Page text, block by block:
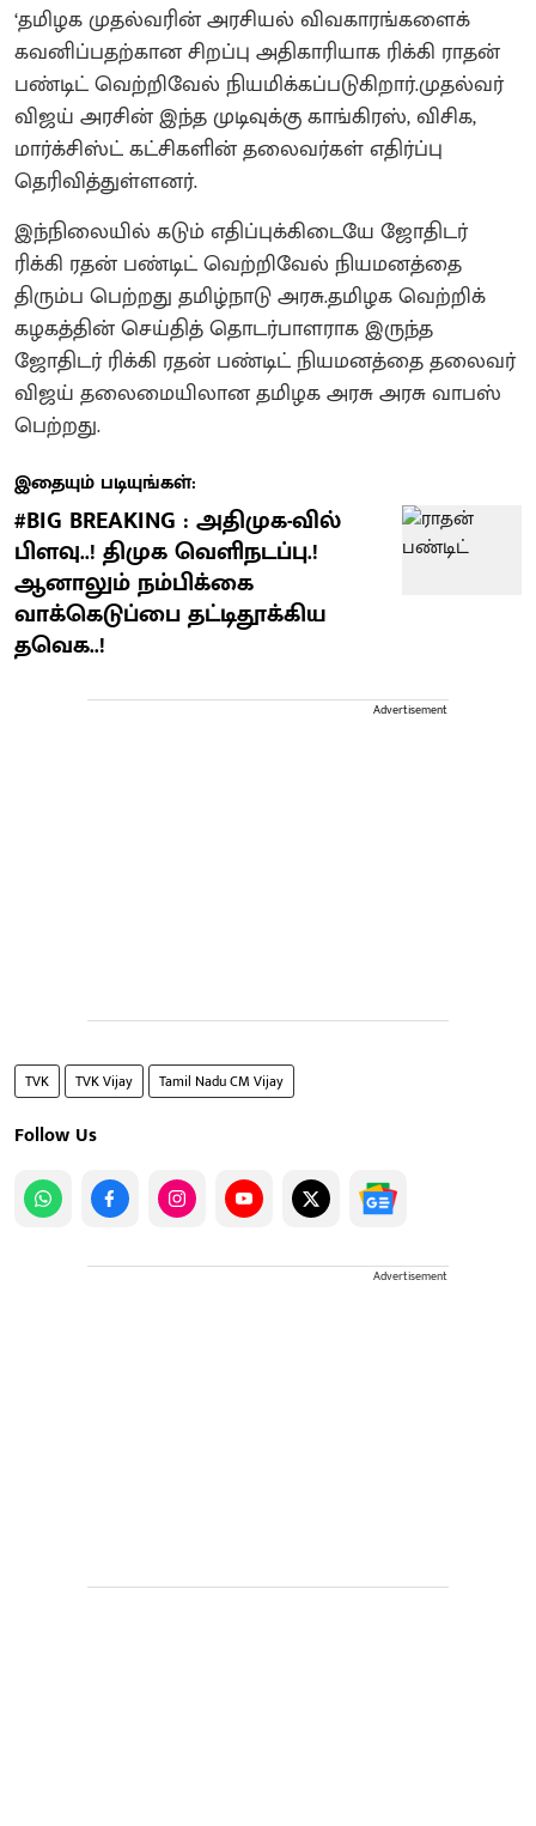
‘தமிழக முதல்வரின் அரசியல் விவகாரங்களைக்
கவனிப்பதற்கான சிறப்பு அதிகாரியாக ரிக்கி ராதன்
பண்டிட் வெற்றிவேல் நியமிக்கப்படுகிறார்.முதல்வர்
விஜய் அரசின் இந்த முடிவுக்கு காங்கிரஸ், விசிக,
மார்க்சிஸ்ட் கட்சிகளின் தலைவர்கள் எதிர்ப்பு
தெரிவித்துள்ளனர்.
இந்நிலையில் கடும் எதிப்புக்கிடையே ஜோதிடர்
ரிக்கி ரதன் பண்டிட் வெற்றிவேல் நியமனத்தை
திரும்ப பெற்றது தமிழ்நாடு அரசு.தமிழக வெற்றிக்
கழகத்தின் செய்தித் தொடர்பாளராக இருந்த
ஜோதிடர் ரிக்கி ரதன் பண்டிட் நியமனத்தை தலைவர்
விஜய் தலைமையிலான தமிழக அரசு அரசு வாபஸ்
பெற்றது.
இதையும் படியுங்கள்:
#BIG BREAKING : அதிமுக-வில்
பிளவு..! திமுக வெளிநடப்பு.!
ஆனாலும் நம்பிக்கை
வாக்கெடுப்பை தட்டிதூக்கிய
தவெக..!
Advertisement
TVK TVK Vijay Tamil Nadu CM Vijay
Follow Us
Advertisement